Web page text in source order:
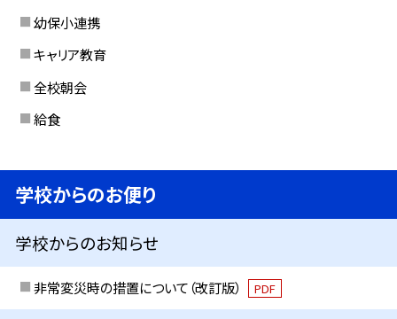
幼保小連携
キャリア教育
全校朝会
給食
学校からのお便り
学校からのお知らせ
非常変災時の措置について（改訂版） PDF